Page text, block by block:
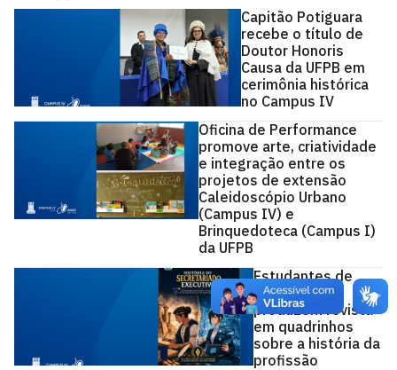
Capitão Potiguara
recebe o título de
Doutor Honoris
Causa da UFPB em
cerimônia histórica
no Campus IV
Oficina de Performance
promove arte, criatividade
e integração entre os
projetos de extensão
Caleidoscópio Urbano
(Campus IV) e
Brinquedoteca (Campus I)
da UFPB
Estudantes de
Secretariado
produzem revista
em quadrinhos
sobre a história da
profissão